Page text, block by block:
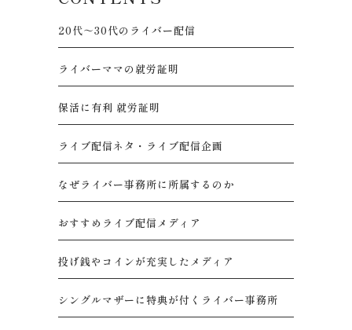
20代～30代のライバー配信
ライバーママの就労証明
保活に有利 就労証明
ライブ配信ネタ・ライブ配信企画
なぜライバー事務所に所属するのか
おすすめライブ配信メディア
投げ銭やコインが充実したメディア
シングルマザーに特典が付くライバー事務所